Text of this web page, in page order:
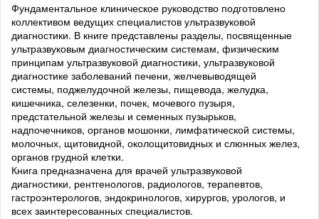
Фундаментальное клиническое руководство подготовлено
коллективом ведущих специалистов ультразвуковой
диагностики. В книге представлены разделы, посвященные
ультразвуковым диагностическим системам, физическим
принципам ультразвуковой диагностики, ультразвуковой
диагностике заболеваний печени, желчевыводящей
системы, поджелудочной железы, пищевода, желудка,
кишечника, селезенки, почек, мочевого пузыря,
предстательной железы и семенных пузырьков,
надпочечников, органов мошонки, лимфатической системы,
молочных, щитовидной, околощитовидных и слюнных желез,
органов грудной клетки.
Книга предназначена для врачей ультразвуковой
диагностики, рентгенологов, радиологов, терапевтов,
гастроэнтерологов, эндокринологов, хирургов, урологов, и
всех заинтересованных специалистов.